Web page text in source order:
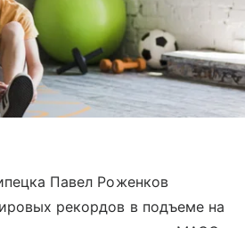
Павел Роженков
рекордов в подъеме на